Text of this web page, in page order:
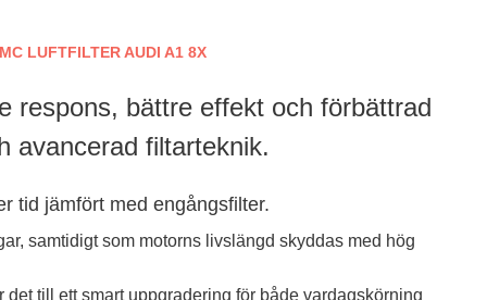
LUFTFILTER AUDI A1 8X
respons, bättre effekt och förbättrad
avancerad filtarteknik.
tid jämfört med engångsfilter.
samtidigt som motorns livslängd skyddas med hög
till ett smart uppgradering för både vardagskörning